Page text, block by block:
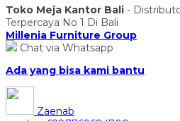
Toko Meja Kantor Bali -
Terpercaya No 1 Di Bali
Millenia Furniture Group
Chat via Whatsapp
Ada yang bisa kami bantu
Zaenab